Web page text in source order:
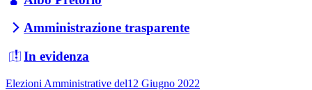
Amministrazione trasparente
In evidenza
Elezioni Amministrative del12 Giugno 2022